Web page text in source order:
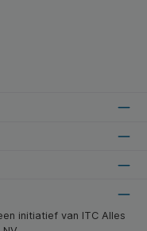
initiatief van ITC Alles